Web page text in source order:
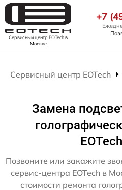
Сервисный центр EOTechв
Москве
+7
Сервисный центр EOTech
Замена
Позвоните или закажите
сервис-центра EOTech в
стоимости ремонта